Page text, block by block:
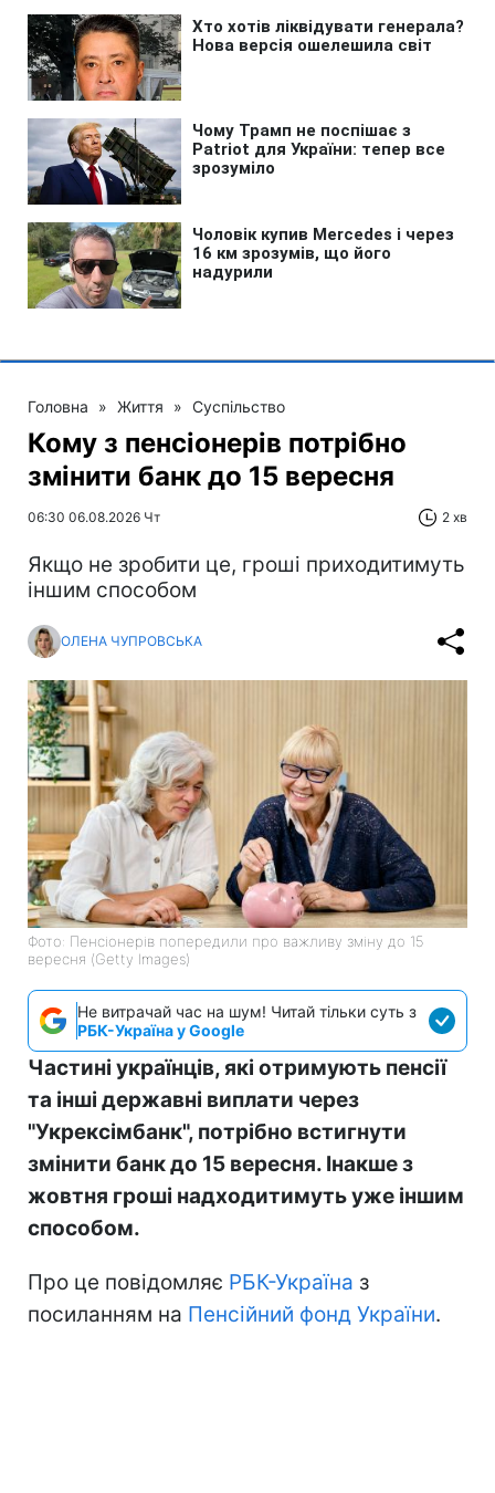
Головна » Життя » Суспільство
Кому з пенсіонерів потрібно
змінити банк до 15 вересня
06:30 06.08.2026 Чт 2 хв
Якщо не зробити це, гроші приходитимуть
іншим способом
ОЛЕНА ЧУПРОВСЬКА
Фото: Пенсіонерів попередили про важливу зміну до 15
вересня (Getty Images)
Не витрачай час на шум! Читай тільки суть з
РБК-Україна у Google
Частині українців, які отримують пенсії
та інші державні виплати через
"Укрексімбанк", потрібно встигнути
змінити банк до 15 вересня. Інакше з
жовтня гроші надходитимуть уже іншим
способом.
Про це повідомляє РБК-Україна з
посиланням на Пенсійний фонд України.